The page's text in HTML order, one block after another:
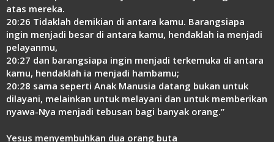
atas mereka.
20:26 Tidaklah demikian di antara kamu. Barangsiapa
ingin menjadi besar di antara kamu, hendaklah ia menjadi
pelayanmu,
20:27 dan barangsiapa ingin menjadi terkemuka di antara
kamu, hendaklah ia menjadi hambamu;
20:28 sama seperti Anak Manusia datang bukan untuk
dilayani, melainkan untuk melayani dan untuk memberikan
nyawa-Nya menjadi tebusan bagi banyak orang.”
Yesus menyembuhkan dua orang buta